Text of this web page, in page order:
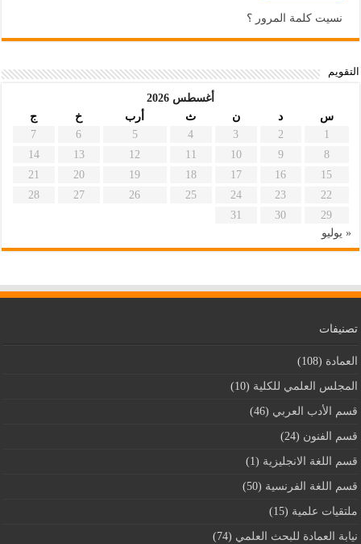
نسيت كلمة المرور ؟
التقويم
أغسطس 2026
س
د ن ث أرب خ
ج
1
2
3
4
5
6
7
8
9
10
11
12
13
14
15
16
17
18
19
20
21
22
23
24
25
26
27
28
29
30
31
« يوليو
تصنيفات
العمادة (108)
المجلس العلمي للكلية (10)
قسم اﻷدب العربي (46)
قسم الفنون (24)
قسم اللغة الانجليزية (1)
قسم اللغة الفرنسية (50)
ملتقيات علمية (15)
نيابة العمادة للبحث العلمي (74)